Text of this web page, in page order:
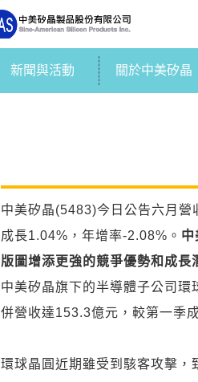
新聞與活動 關於中美矽晶
中美矽晶(5483)今日公告六月
成長1.04%，年增率-2.08%。 中
版圖增添更強的競爭優勢和成長
中美矽晶旗下的半導體子公司
併營收達153.3億元，較第一季
環球晶圓近期雖受到駭客攻擊，